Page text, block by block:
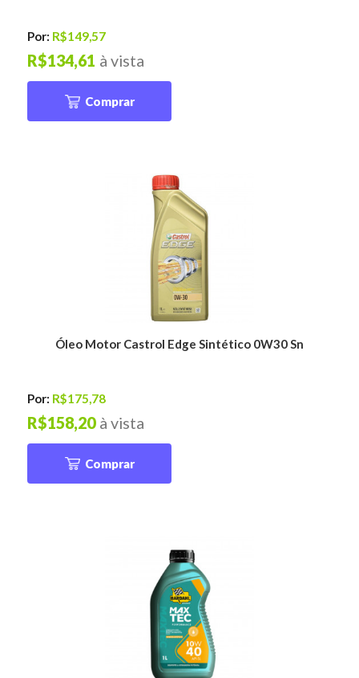
Por: R$149,57
à vista
R$134,61
Comprar
Óleo Motor Castrol Edge Sintético 0W30 Sn
Por: R$175,78
à vista
R$158,20
Comprar